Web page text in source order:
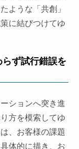
ような「共創」
に結びつけてゆ
ず試行錯誤を
ションへ突き進
方を模索してゆ
、お客様の課題
体的に描き、お